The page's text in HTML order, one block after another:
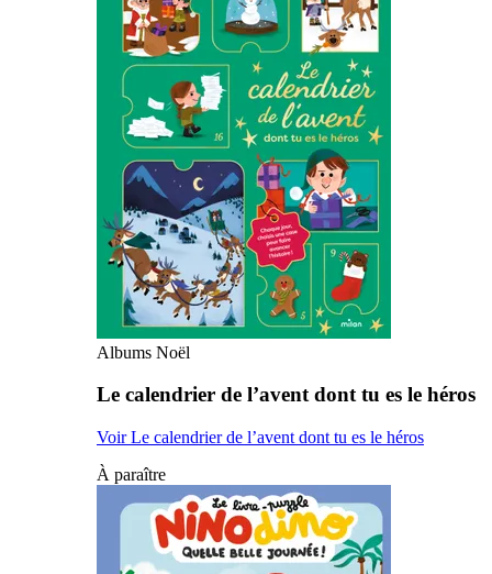
Albums Noël
Le calendrier de l’avent dont tu es le héros
Voir Le calendrier de l’avent dont tu es le héros
À paraître